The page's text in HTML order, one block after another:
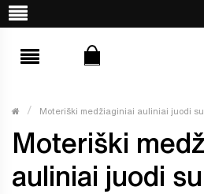
Moteriški medžiaginiai auliniai juodi
Moteriški
auliniai juodi